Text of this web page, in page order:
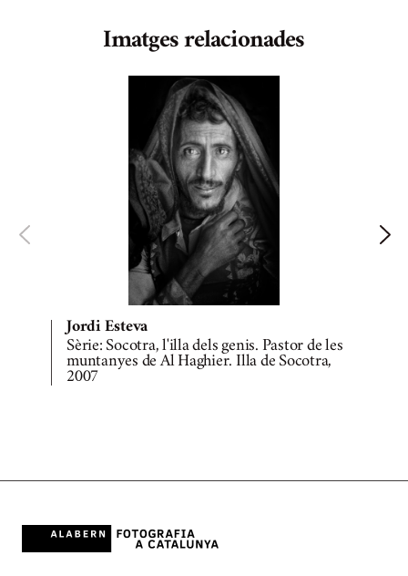
Imatges relacionades
Jordi Esteva
Sèrie: Socotra, l'illa dels genis. Pastor de les
muntanyes de Al Haghier. Illa de Socotra,
2007